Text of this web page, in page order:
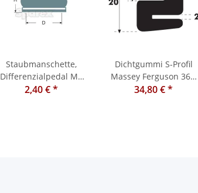
Staubmanschette,
Differenzialpedal MF
130,133, 240 etc.
2,40 €*
Dichtgummi S-Profil
Massey Ferguson 362,
New Holland
34,80 €*